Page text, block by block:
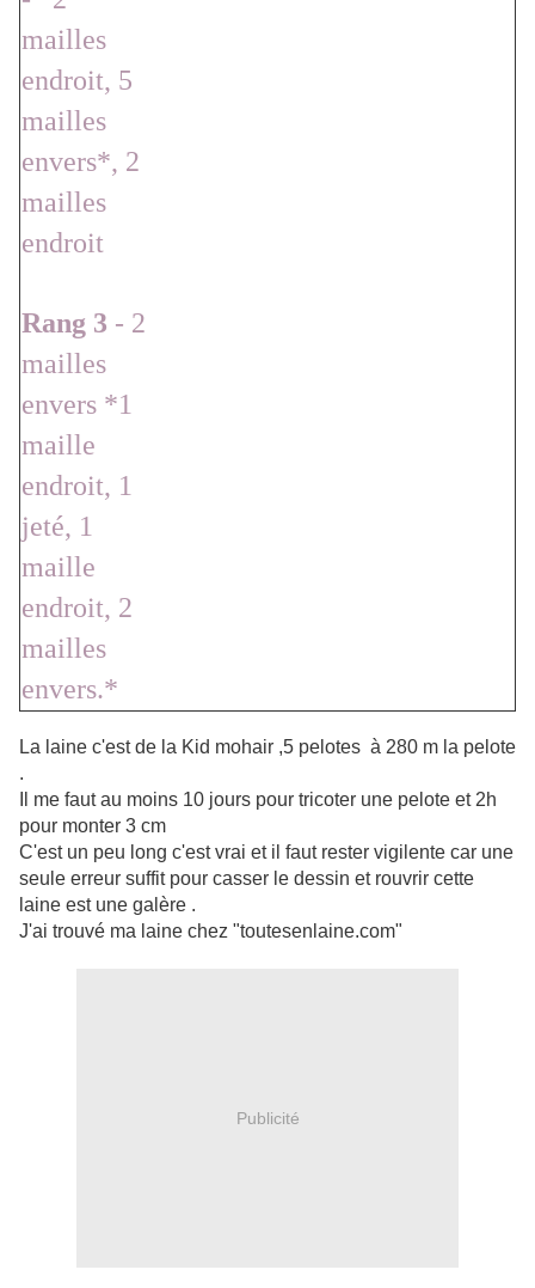
mailles
endroit, 5
mailles
envers*, 2
mailles
endroit
Rang 3 - 2
mailles
envers *1
maille
endroit, 1
jeté, 1
maille
endroit, 2
mailles
envers.*
La laine c'est de la Kid mohair ,5 pelotes à 280 m la pelote
.
Il me faut au moins 10 jours pour tricoter une pelote et 2h
pour monter 3 cm
C'est un peu long c'est vrai et il faut rester vigilente car une
seule erreur suffit pour casser le dessin et rouvrir cette
laine est une galère .
J'ai trouvé ma laine chez "toutesenlaine.com"
Publicité